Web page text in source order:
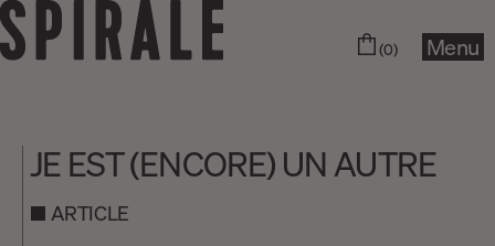
(0) Menu
JE EST (ENCORE) UN AUTRE
ARTICLE